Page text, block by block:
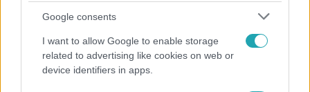
Google consents
I want to allow Google to enable storage
related to advertising like cookies on web or
device identifiers in apps.